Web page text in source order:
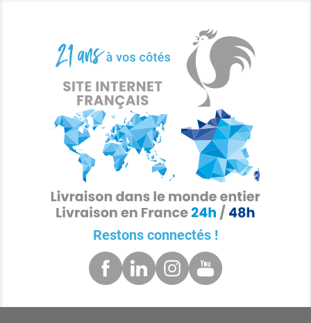
Restons connectés !